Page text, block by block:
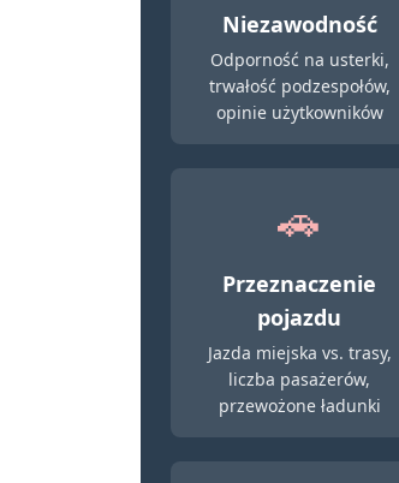
Niezawodność
Odporność na usterki,
trwałość podzespołów,
opinie użytkowników
🚗
Przeznaczenie
pojazdu
Jazda miejska vs. trasy,
liczba pasażerów,
przewożone ładunki